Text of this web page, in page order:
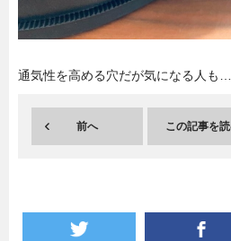
暮らし
連載一覧
通気性を高める穴だが気になる人も…
前へ この記事を